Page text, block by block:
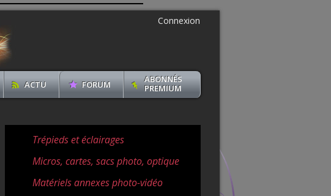
Connexion
ACTU FORUM
ABONNÉS
PREMIUM
Trépieds et éclairages
Micros, cartes, sacs photo, optique
Matériels annexes photo-vidéo